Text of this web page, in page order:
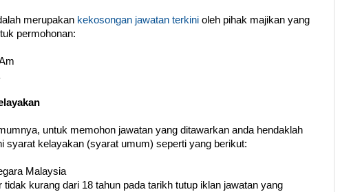
merupakan kekosongan jawatan terkini oleh pihak majikan yang
permohonan:
untuk memohon jawatan yang ditawarkan anda hendaklah
syarat kelayakan (syarat umum) seperti yang berikut:
Malaysia
tidak kurang dari 18 tahun pada tarikh tutup iklan jawatan yang